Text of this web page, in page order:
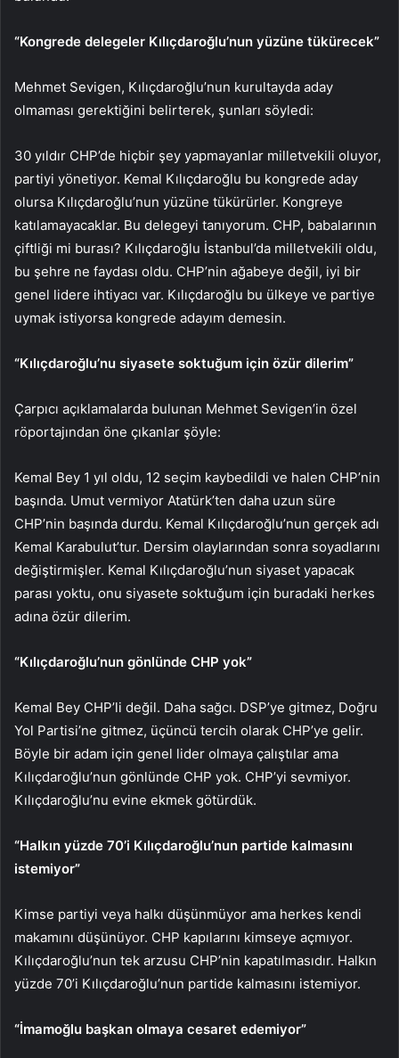
“Kongrede delegeler Kılıçdaroğlu’nun yüzüne tükürecek”
Mehmet Sevigen, Kılıçdaroğlu’nun kurultayda aday
olmaması gerektiğini belirterek, şunları söyledi:
30 yıldır CHP’de hiçbir şey yapmayanlar milletvekili oluyor,
partiyi yönetiyor. Kemal Kılıçdaroğlu bu kongrede aday
olursa Kılıçdaroğlu’nun yüzüne tükürürler. Kongreye
katılamayacaklar. Bu delegeyi tanıyorum. CHP, babalarının
çiftliği mi burası? Kılıçdaroğlu İstanbul’da milletvekili oldu,
bu şehre ne faydası oldu. CHP’nin ağabeye değil, iyi bir
genel lidere ihtiyacı var. Kılıçdaroğlu bu ülkeye ve partiye
uymak istiyorsa kongrede adayım demesin.
“Kılıçdaroğlu’nu siyasete soktuğum için özür dilerim”
Çarpıcı açıklamalarda bulunan Mehmet Sevigen’in özel
röportajından öne çıkanlar şöyle:
Kemal Bey 1 yıl oldu, 12 seçim kaybedildi ve halen CHP’nin
başında. Umut vermiyor Atatürk’ten daha uzun süre
CHP’nin başında durdu. Kemal Kılıçdaroğlu’nun gerçek adı
Kemal Karabulut’tur. Dersim olaylarından sonra soyadlarını
değiştirmişler. Kemal Kılıçdaroğlu’nun siyaset yapacak
parası yoktu, onu siyasete soktuğum için buradaki herkes
adına özür dilerim.
“Kılıçdaroğlu’nun gönlünde CHP yok”
Kemal Bey CHP’li değil. Daha sağcı. DSP’ye gitmez, Doğru
Yol Partisi’ne gitmez, üçüncü tercih olarak CHP’ye gelir.
Böyle bir adam için genel lider olmaya çalıştılar ama
Kılıçdaroğlu’nun gönlünde CHP yok. CHP’yi sevmiyor.
Kılıçdaroğlu’nu evine ekmek götürdük.
“Halkın yüzde 70’i Kılıçdaroğlu’nun partide kalmasını
istemiyor”
Kimse partiyi veya halkı düşünmüyor ama herkes kendi
makamını düşünüyor. CHP kapılarını kimseye açmıyor.
Kılıçdaroğlu’nun tek arzusu CHP’nin kapatılmasıdır. Halkın
yüzde 70’i Kılıçdaroğlu’nun partide kalmasını istemiyor.
“İmamoğlu başkan olmaya cesaret edemiyor”